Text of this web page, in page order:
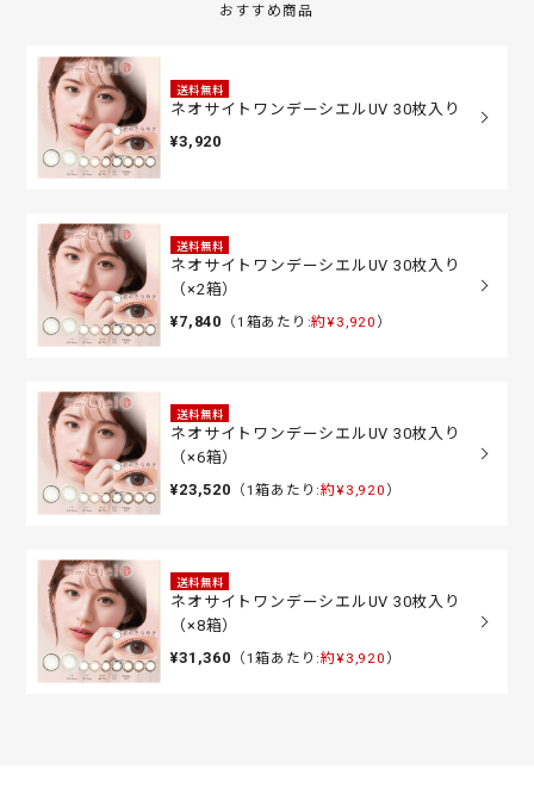
おすすめ商品
送料無料
ネオサイトワンデーシエルUV 30枚入り
¥3,920
送料無料
ネオサイトワンデーシエルUV 30枚入り
（×2箱）
¥7,840 （1箱あたり:約¥3,920 ）
送料無料
ネオサイトワンデーシエルUV 30枚入り
（×6箱）
¥23,520 （1箱あたり:約¥3,920 ）
送料無料
ネオサイトワンデーシエルUV 30枚入り
（×8箱）
¥31,360 （1箱あたり:約¥3,920 ）